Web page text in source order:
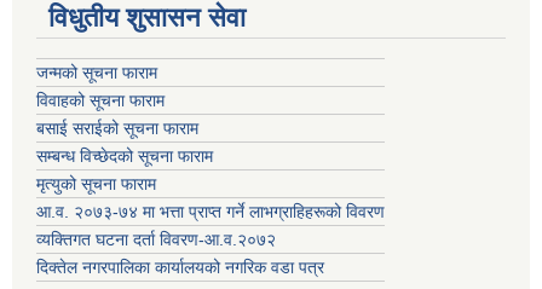
विधुतीय शुसासन सेवा
जन्मको सूचना फाराम
विवाहको सूचना फाराम
बसाई सराईको सूचना फाराम
सम्बन्ध विच्छेदको सूचना फाराम
मृत्युको सूचना फाराम
आ.व. २०७३-७४ मा भत्ता प्राप्त गर्ने लाभग्राहिहरूको विवरण
व्यक्तिगत घटना दर्ता विवरण-आ.व.२०७२
दिक्तेल नगरपालिका कार्यालयको नगरिक वडा पत्र